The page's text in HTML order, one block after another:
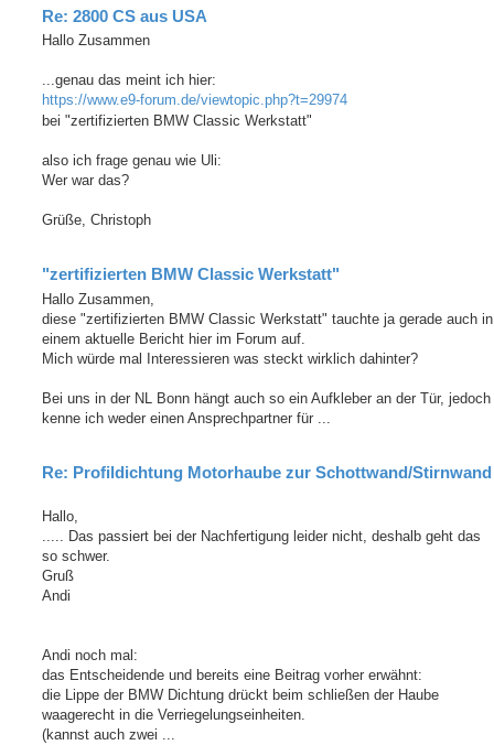
Re: 2800 CS aus USA
Hallo Zusammen
...genau das meint ich hier:
https://www.e9-forum.de/viewtopic.php?t=29974
bei "zertifizierten BMW Classic Werkstatt"
also ich frage genau wie Uli:
Wer war das?
Grüße, Christoph
"zertifizierten BMW Classic Werkstatt"
Hallo Zusammen,
diese "zertifizierten BMW Classic Werkstatt" tauchte ja gerade auch in
einem aktuelle Bericht hier im Forum auf.
Mich würde mal Interessieren was steckt wirklich dahinter?
Bei uns in der NL Bonn hängt auch so ein Aufkleber an der Tür, jedoch
kenne ich weder einen Ansprechpartner für ...
Re: Profildichtung Motorhaube zur Schottwand/Stirnwand
Hallo,
..... Das passiert bei der Nachfertigung leider nicht, deshalb geht das
so schwer.
Gruß
Andi
Andi noch mal:
das Entscheidende und bereits eine Beitrag vorher erwähnt:
die Lippe der BMW Dichtung drückt beim schließen der Haube
waagerecht in die Verriegelungseinheiten.
(kannst auch zwei ...